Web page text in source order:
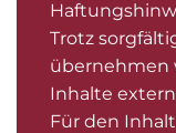
Trotz
übernehmen
Inhalte
Für den